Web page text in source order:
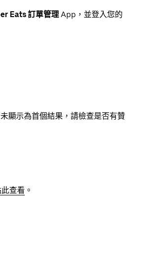
Eats 訂單管理 App，並登入您的
顯示為首個結果，請檢查是否有贊
查看 。